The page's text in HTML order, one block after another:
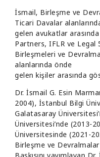
İsmail, Birleşme ve
Ticari Davalar
gelen avukatlar
Partners, IFLR ve Legal
Birleşmeleri ve
alanlarında önde
gelen kişiler arasında
Dr. İsmail G. Esin
2004), İstanbul Bilgi
Galatasaray
Üniversitesi’nde (2013-
Üniversitesinde (2021-
Birleşme ve Devralmalar